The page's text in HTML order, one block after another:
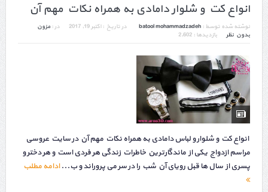
انواع کت و شلوار دامادی به همراه نکات مهم آن
نوشته شده توسط : batool mohammadzadeh در تاریخ :اکتبر 19, 2017 در :مزون
بدون نظر
بازدیدها : 2,602
انواع کت و شلوار و لباس دامادی به همراه نکات مهم آن در سایت عروسی
مراسم ازدواج یکی از ماندگارترین خاطرات زندگی هر فردی است و هر دختر و
پسری از سال ها قبل رویای آن شب را در سر می پروراند و ب...ادامه مطلب